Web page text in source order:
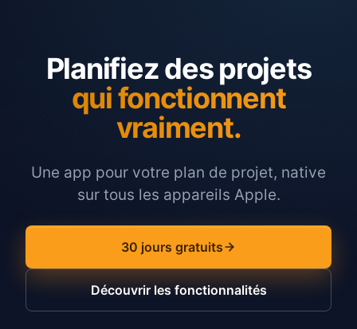
Planifiez des projets
qui fonctionnent
vraiment.
Une app pour votre plan de projet, native
sur tous les appareils Apple.
30 jours gratuits
Découvrir les fonctionnalités